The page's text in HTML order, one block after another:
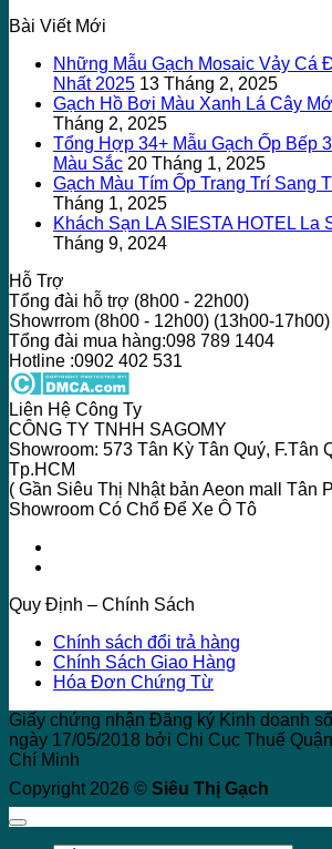
Bài Viết Mới
Những Mẫu Gạch Mosaic Vảy Cá
Nhất 2025 13 Tháng 2, 2025
Gạch Hồ Bơi Màu Xanh Lá Cây
Tháng 2, 2025
Tổng Hợp 34+ Mẫu Gạch Ốp Bếp
Màu Sắc 20 Tháng 1, 2025
Gạch Màu Tím Ốp Trang Trí Sang
Tháng 1, 2025
Khách Sạn LA SIESTA HOTEL La
Tháng 9, 2024
Hỗ Trợ
Tổng đài hỗ trợ (8h00 - 22h00)
Showrrom (8h00 - 12h00) (13h00-17h00)
Tổng đài mua hàng:098 789 1404
Hotline :0902 402 531
Liên Hệ Công Ty
CÔNG TY TNHH SAGOMY
Showroom: 573 Tân Kỳ Tân Quý, F.Tân
Tp.HCM
( Gần Siêu Thị Nhật bản Aeon mall Tân
Showroom Có Chổ Để Xe Ô Tô
Quy Định – Chính Sách
Chính sách đổi trả hàng
Chính Sách Giao Hàng
Hóa Đơn Chứng Từ
Giấy chứng nhận Đăng ký Kinh doanh
ngày 17/05/2018 bởi Chi Cục Thuế
Chí Minh
Copyright 2026 © Siêu Thị Gạch